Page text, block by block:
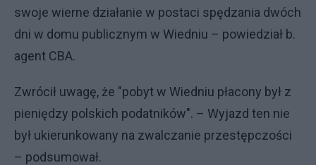
swoje wierne działanie w postaci spędzania dwóch
dni w domu publicznym w Wiedniu – powiedział b.
agent CBA.
Zwrócił uwagę, że "pobyt w Wiedniu płacony był z
pieniędzy polskich podatników". – Wyjazd ten nie
był ukierunkowany na zwalczanie przestępczości
– podsumował.